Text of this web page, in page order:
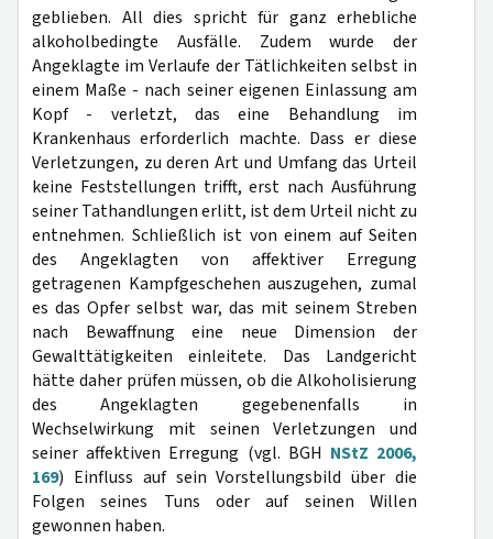
geblieben. All dies spricht für ganz erhebliche
alkoholbedingte Ausfälle. Zudem wurde der
Angeklagte im Verlaufe der Tätlichkeiten selbst in
einem Maße - nach seiner eigenen Einlassung am
Kopf - verletzt, das eine Behandlung im
Krankenhaus erforderlich machte. Dass er diese
Verletzungen, zu deren Art und Umfang das Urteil
keine Feststellungen trifft, erst nach Ausführung
seiner Tathandlungen erlitt, ist dem Urteil nicht zu
entnehmen. Schließlich ist von einem auf Seiten
des Angeklagten von affektiver Erregung
getragenen Kampfgeschehen auszugehen, zumal
es das Opfer selbst war, das mit seinem Streben
nach Bewaffnung eine neue Dimension der
Gewalttätigkeiten einleitete. Das Landgericht
hätte daher prüfen müssen, ob die Alkoholisierung
des Angeklagten gegebenenfalls in
Wechselwirkung mit seinen Verletzungen und
seiner affektiven Erregung (vgl. BGH NStZ 2006,
169) Einfluss auf sein Vorstellungsbild über die
Folgen seines Tuns oder auf seinen Willen
gewonnen haben.